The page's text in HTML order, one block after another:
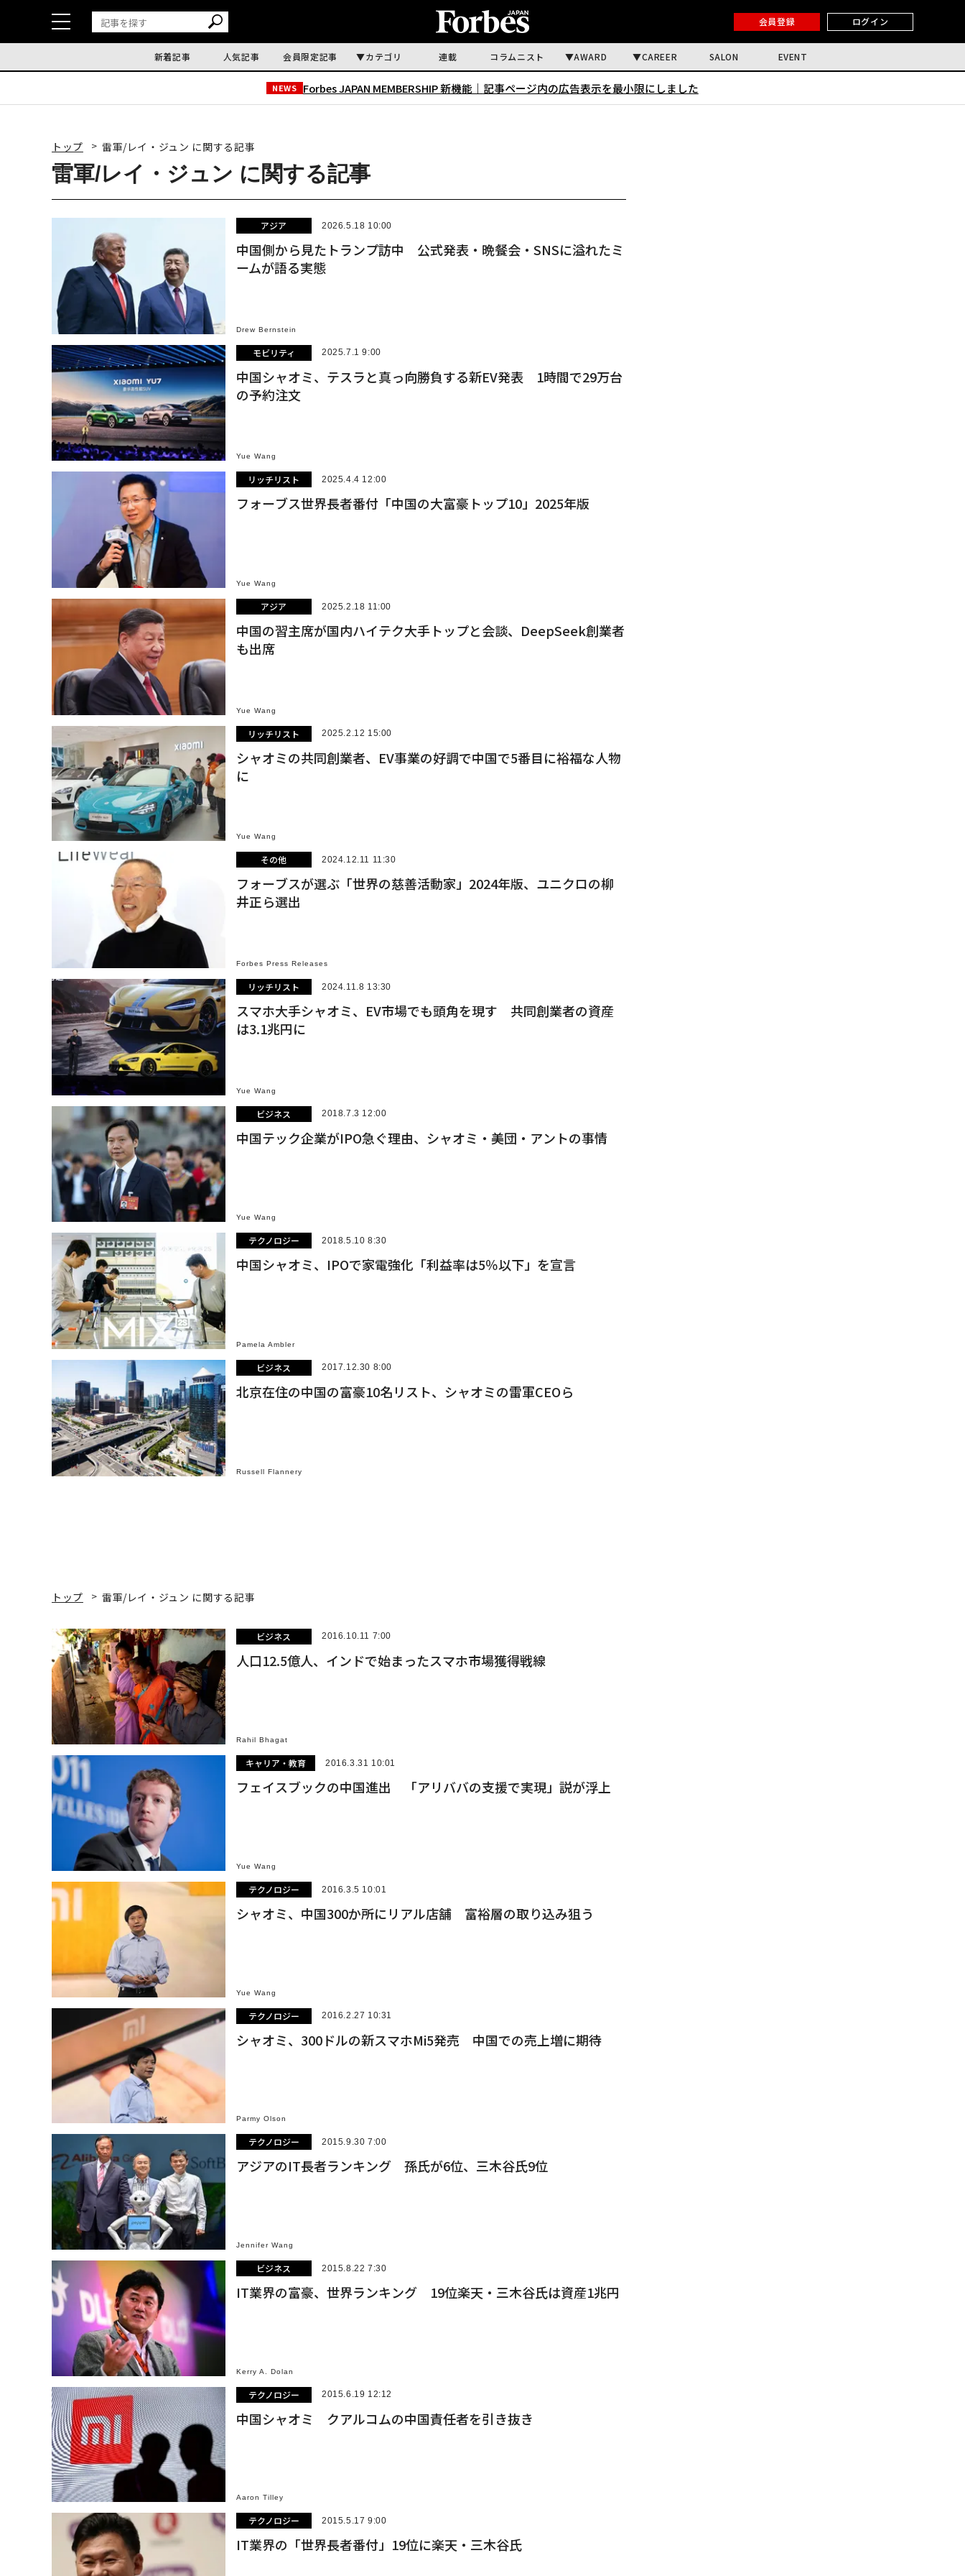
会員登録 ログイン
新着記事 人気記事 会員限定記事 カテゴリ 連載 コラムニスト AWARD CAREER SALON EVENT
NEWS Forbes JAPAN MEMBERSHIP 新機能｜ 記事ページ内の広告表示を最小限にしました
トップ 雷軍/レイ・ジュン に関する記事
雷軍/レイ・ジュン に関する記事
アジア 2026.5.18 10:00
中国側から見たトランプ訪中 公式発表・晩餐会・SNSに溢れたミ
ームが語る実態
Drew Bernstein
モビリティ 2025.7.1 9:00
中国シャオミ、テスラと真っ向勝負する新EV発表 1時間で29万台
の予約注文
Yue Wang
リッチリスト 2025.4.4 12:00
フォーブス世界長者番付「中国の大富豪トップ10」2025年版
Yue Wang
アジア 2025.2.18 11:00
中国の習主席が国内ハイテク大手トップと会談、DeepSeek創業者
も出席
Yue Wang
リッチリスト 2025.2.12 15:00
シャオミの共同創業者、EV事業の好調で中国で5番目に裕福な人物
に
Yue Wang
その他 2024.12.11 11:30
フォーブスが選ぶ「世界の慈善活動家」2024年版、ユニクロの柳
井正ら選出
Forbes Press Releases
リッチリスト 2024.11.8 13:30
スマホ大手シャオミ、EV市場でも頭角を現す 共同創業者の資産
は3.1兆円に
Yue Wang
ビジネス 2018.7.3 12:00
中国テック企業がIPO急ぐ理由、シャオミ・美団・アントの事情
Yue Wang
テクノロジー 2018.5.10 8:30
中国シャオミ、IPOで家電強化「利益率は5％以下」を宣言
Pamela Ambler
ビジネス 2017.12.30 8:00
北京在住の中国の富豪10名リスト、シャオミの雷軍CEOら
Russell Flannery
トップ 雷軍/レイ・ジュン に関する記事
ビジネス 2016.10.11 7:00
人口12.5億人、インドで始まったスマホ市場獲得戦線
Rahil Bhagat
キャリア・教育 2016.3.31 10:01
フェイスブックの中国進出 「アリババの支援で実現」説が浮上
Yue Wang
テクノロジー 2016.3.5 10:01
シャオミ、中国300か所にリアル店舗 富裕層の取り込み狙う
Yue Wang
テクノロジー 2016.2.27 10:31
シャオミ、300ドルの新スマホMi5発売 中国での売上増に期待
Parmy Olson
テクノロジー 2015.9.30 7:00
アジアのIT長者ランキング 孫氏が6位、三木谷氏9位
Jennifer Wang
ビジネス 2015.8.22 7:30
IT業界の富豪、世界ランキング 19位楽天・三木谷氏は資産1兆円
Kerry A. Dolan
テクノロジー 2015.6.19 12:12
中国シャオミ クアルコムの中国責任者を引き抜き
Aaron Tilley
テクノロジー 2015.5.17 9:00
IT業界の「世界長者番付」19位に楽天・三木谷氏